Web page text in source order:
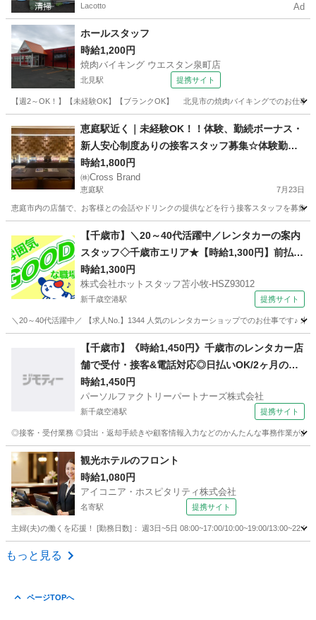
Lacotto Ad
ホールスタッフ
時給1,200円
焼肉バイキング ウエスタン泉町店
北見駅 提携サイト
【週2～OK！】【未経験OK】【ブランクOK】 北見市の焼肉バイキングで
北見駅 ホールスタッフ
恵庭駅近く｜未経験OK！！体験、勤続ボーナス・
新人安心制度ありの接客スタッフ募集☆体験勤務
OK☆
時給1,800円
㈱Cross Brand
恵庭駅 7月23日
恵庭市内の店舗で、お客様との会話やドリンクの提供などを行う接客スタッフを募集
恵庭駅 スタッフ
【千歳市】＼20～40代活躍中／レンタカーの案内
スタッフ◇千歳市エリア★【時給1,300円】前払い
可◎/残業なし×車通勤OK×週3日〜OK
時給1,300円
株式会社ホットスタッフ苫小牧-HSZ93012
新千歳空港駅 提携サイト
＼20～40代活躍中／ 【求人No.】1344 人気のレンタカーショップでのお
新千歳空港駅
【千歳市】《時給1,450円》千歳市のレンタカー店
舗で受付・接客&電話対応◎日払いOK/2ヶ月の短
期・空調完備でシフト相談OK・マイカー通勤O
K・未経験歓迎
時給1,450円
パーソルファクトリーパートナーズ株式会社
新千歳空港駅 提携サイト
◎接客・受付業務 ◎貸出・返却手続きや顧客情報入力などのかんたんな事務作業があ
北海道 千歳市 新千歳空港駅 その他
観光ホテルのフロント
時給1,080円
アイコニア・ホスピタリティ株式会社
名寄駅 提携サイト
主婦(夫)の働くを応援！ [勤務日数]： 週3日~5日 08:00~17:00/10:00~19:00/
北海道 名寄市
もっと見る
ページTOPへ